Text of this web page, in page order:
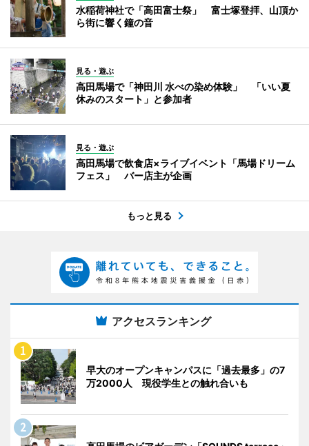
水稲荷神社で「高田富士祭」 富士塚登拝、山頂か
ら街に響く鐘の音
見る・遊ぶ
高田馬場で「神田川 水べの染め体験」 「いい夏
休みのスタート」と参加者
見る・遊ぶ
高田馬場で飲食店×ライブイベント「馬場ドリーム
フェス」 バー店主が企画
もっと見る
アクセスランキング
早大のオープンキャンパスに「過去最多」の7
万2000人 現役学生との触れ合いも